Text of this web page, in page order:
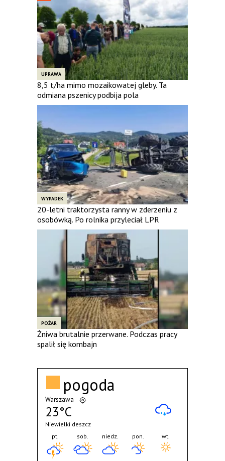
UPRAWA
8,5 t/ha mimo mozaikowatej gleby. Ta
odmiana pszenicy podbija pola
WYPADEK
20-letni traktorzysta ranny w zderzeniu z
osobówką. Po rolnika przyleciał LPR
POŻAR
Żniwa brutalnie przerwane. Podczas pracy
spalił się kombajn
pogoda
Warszawa
23°C
Niewielki deszcz
pt.
sob. niedz. pon. wt.